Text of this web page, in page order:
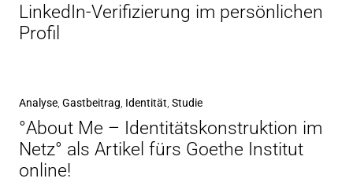
LinkedIn-Verifizierung im persönlichen
Profil
Analyse Gastbeitrag Identität Studie
°About Me – Identitätskonstruktion im
Netz° als Artikel fürs Goethe Institut
online!